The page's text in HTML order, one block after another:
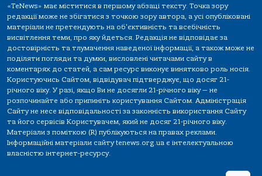
«TeNews» має міститися в першому абзаці тексту. Точка зору
редакції може не збігатися з точкою зору автора, а усі опубліковані
матеріали не претендують на об'єктивність та всебічність
висвітлення теми, про яку йдеться. Редакція не відповідає за
достовірність та тлумачення наведеної інформації, а також може не
поділяти погляди та думки, висловлені читачами сайту в
коментарях до статей, а сам ресурс виконує винятково роль носія.
Користуючись Сайтом, відвідувач підтверджує, що досяг 21-
річного віку. У разі, якщо Ви не досягли 21-річного віку — не
розпочинайте або припиніть користування Сайтом. Адміністрація
Сайту не несе відповідальності за законність використання Сайту
та його сервісів Користувачем, який не досяг 21-річного віку.
Матеріали з поміткою (R) публікуються на правах реклами.
Інформаційні матеріали сайту tenews.org.ua є інтелектуальною
власністю інтернет-ресурсу.